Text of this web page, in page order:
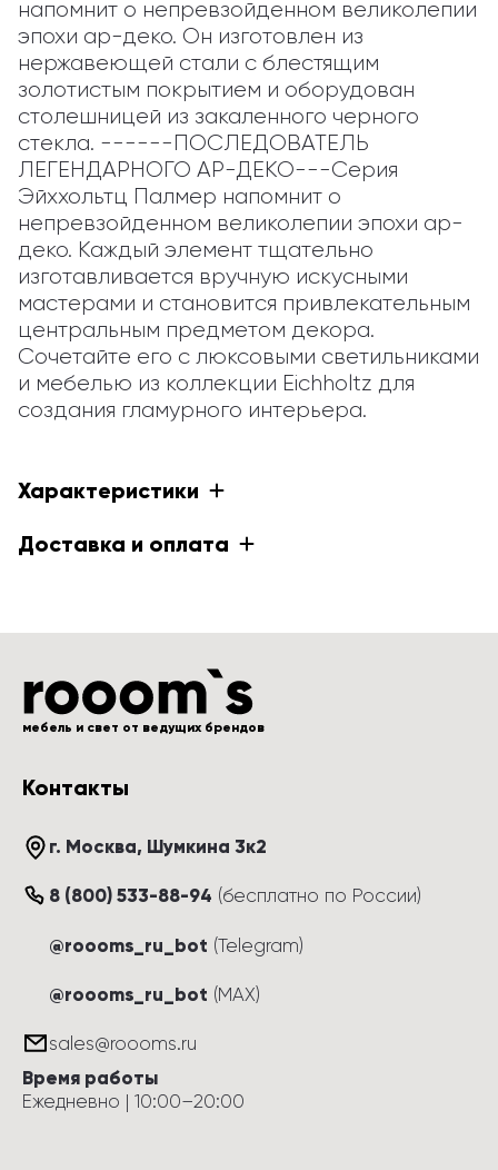
напомнит о непревзойденном великолепии
эпохи ар-деко. Он изготовлен из
нержавеющей стали с блестящим
золотистым покрытием и оборудован
столешницей из закаленного черного
стекла. ------ПОСЛЕДОВАТЕЛЬ
ЛЕГЕНДАРНОГО АР-ДЕКО---Серия
Эйххольтц Палмер напомнит о
непревзойденном великолепии эпохи ар-
деко. Каждый элемент тщательно
изготавливается вручную искусными
мастерами и становится привлекательным
центральным предметом декора.
Сочетайте его с люксовыми светильниками
и мебелью из коллекции Eichholtz для
создания гламурного интерьера.
Характеристики
Доставка и оплата
мебель и свет от ведущих брендов
Контакты
г. Москва, Шумкина 3к2
8 (800) 533-88-94 (бесплатно по России)
@roooms_ru_bot (Telegram)
@roooms_ru_bot (MAX)
sales@roooms.ru
Время работы
Ежедневно | 10:00–20:00